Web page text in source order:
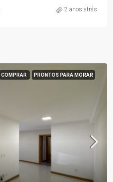
2 anos atrás
COMPRAR PRONTOS PARA MORAR